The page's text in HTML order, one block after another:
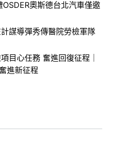
奧斯德台北汽車僅邀
謀導彈秀傳醫院勞檢軍隊
目心任務 奮進回復征程｜
進新征程